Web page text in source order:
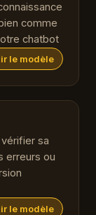
comme
chatbot
le modèle
sa
erreurs ou
le modèle